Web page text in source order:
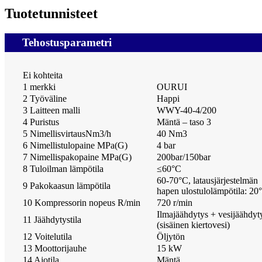
Tuotetunnisteet
Tehostusparametri
Ei kohteita
1 merkki
OURUI
2 Työväline
Happi
3 Laitteen malli
WWY-40-4/200
4 Puristus
Mäntä – taso 3
5 NimellisvirtausNm3/h
40 Nm3
6 Nimellistulopaine MPa(G)
4 bar
7 Nimellispakopaine MPa(G)
200bar/150bar
8 Tuloilman lämpötila
≤60°C
9 Pakokaasun lämpötila
60-70°C, latausjärjestelmän
hapen ulostulolämpötila:
10 Kompressorin nopeus R/min
720 r/min
11 Jäähdytystila
Ilmajäähdytys +
(sisäinen kiertovesi)
12 Voitelutila
Öljytön
13 Moottorijauhe
15 kW